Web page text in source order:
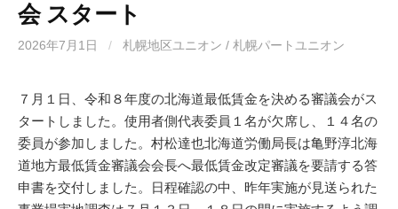
会 スタート
2026年7月1日 / 札幌地区ユニオン / 札幌パートユニオン
７月１日、令和８年度の北海道最低賃金を決める審議会がス
タートしました。使用者側代表委員１名が欠席し、１４名の
委員が参加しました。村松達也北海道労働局長は亀野淳北海
道地方最低賃金審議会会長へ最低賃金改定審議を要請する答
申書を交付しました。日程確認の中、昨年実施が見送られた